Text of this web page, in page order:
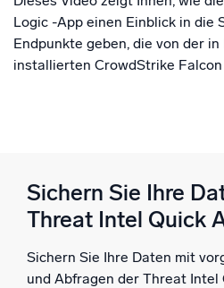
Logic -App einen Einblick in die
Endpunkte geben, die von der
installierten CrowdStrike
Sichern Sie Ihre
Threat Intel Quick
Sichern Sie Ihre Daten mit
und Abfragen der Threat Intel